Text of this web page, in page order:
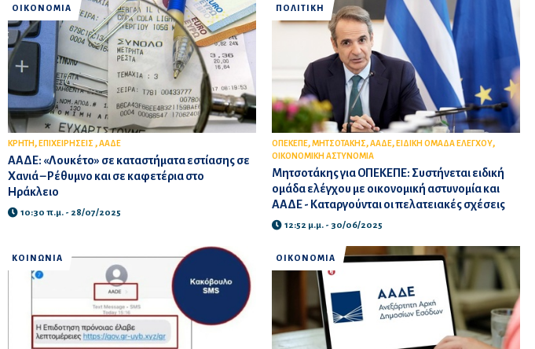
ΟΙΚΟΝΟΜΙΑ
ΚΡΗΤΗ, ΕΠΙΧΕΙΡΗΣΕΙΣ ,ΑΑΔΕ
ΑΑΔΕ: «Λουκέτο» σε καταστήματα εστίασης σε
Χανιά – Ρέθυμνο και σε καφετέρια στο
Ηράκλειο
10:30 π.μ. - 28/07/2025
ΠΟΛΙΤΙΚΗ
ΟΠΕΚΕΠΕ,ΜΗΤΣΟΤΑΚΗΣ,ΑΑΔΕ, ΕΙΔΙΚΗ ΟΜΑΔΑ ΕΛΕΓΧΟΥ,
ΟΙΚΟΝΟΜΙΚΗ ΑΣΤΥΝΟΜΙΑ
Μητσοτάκης για ΟΠΕΚΕΠΕ: Συστήνεται ειδική
ομάδα ελέγχου με οικονομική αστυνομία και
ΑΑΔΕ - Καταργούνται οι πελατειακές σχέσεις
12:52 μ.μ. - 30/06/2025
ΚΟΙΝΩΝΙΑ ΟΙΚΟΝΟΜΙΑ